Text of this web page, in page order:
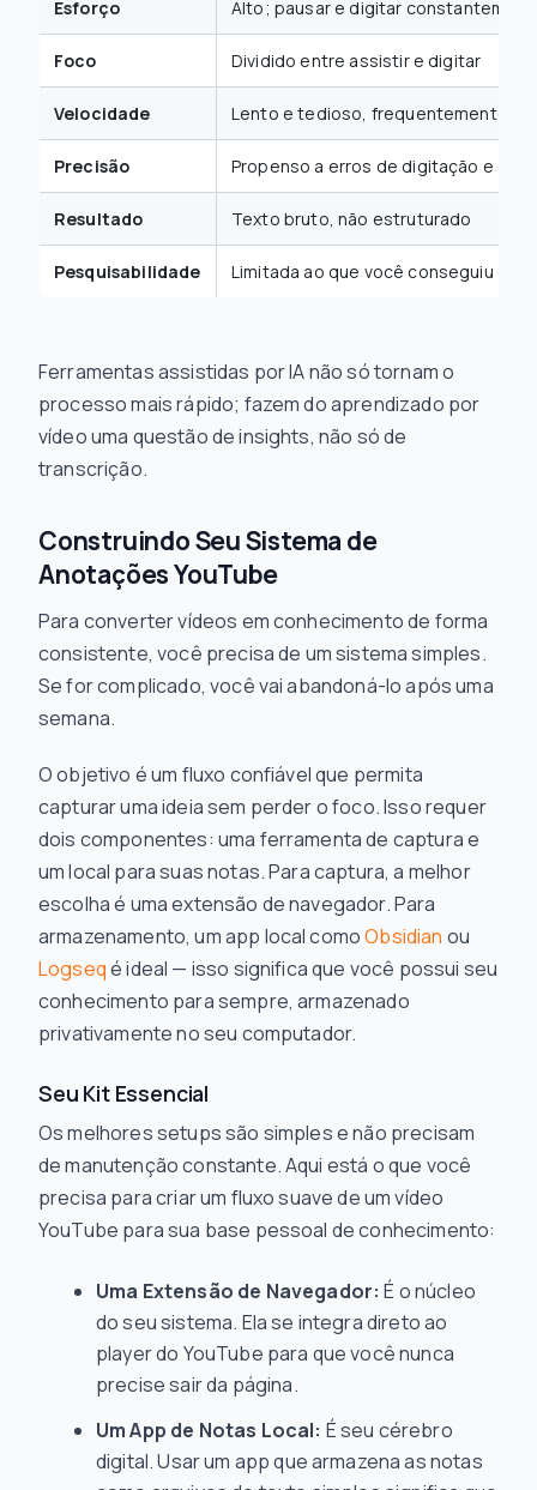
Esforço Alto; pausar e digitar
Foco Dividido entre assistir e digitar
Velocidade Lento e tedioso, frequentemente
Precisão Propenso a erros de digitação e
Resultado Texto bruto, não estruturado
Pesquisabilidade Limitada ao que você conseguiu
Ferramentas assistidas por IA não só tornam o
processo mais rápido; fazem do aprendizado por
vídeo uma questão de insights, não só de
transcrição.
Construindo Seu Sistema de
Anotações YouTube
Para converter vídeos em conhecimento de forma
consistente, você precisa de um sistema simples.
Se for complicado, você vai abandoná-lo após uma
semana.
O objetivo é um fluxo confiável que permita
capturar uma ideia sem perder o foco. Isso requer
dois componentes: uma ferramenta de captura e
um local para suas notas. Para captura, a melhor
escolha é uma extensão de navegador. Para
armazenamento, um app local comoObsidian ou
Logseqé ideal — isso significa que você possui seu
conhecimento para sempre, armazenado
privativamente no seu computador.
Seu Kit Essencial
Os melhores setups são simples e não precisam
de manutenção constante. Aqui está o que você
precisa para criar um fluxo suave de um vídeo
YouTube para sua base pessoal de conhecimento:
Uma Extensão de Navegador: É o núcleo
do seu sistema. Ela se integra direto ao
player do YouTube para que você nunca
precise sair da página.
Um App de Notas Local: É seu cérebro
digital. Usar um app que armazena as notas